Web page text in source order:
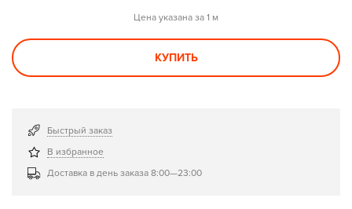
Цена указана за 1 м
КУПИТЬ
Быстрый заказ
В избранное
Доставка в день заказа 8:00—23:00